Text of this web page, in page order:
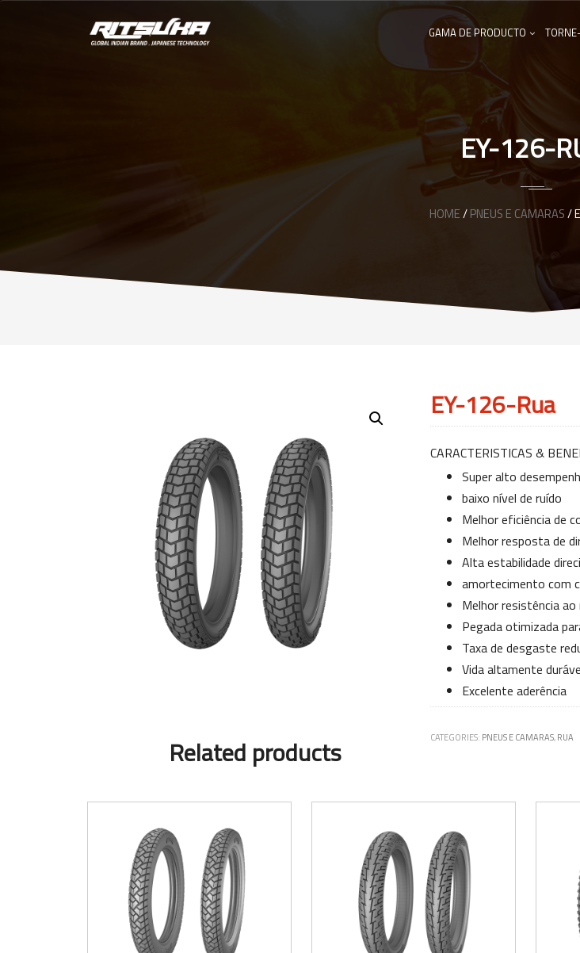
GAMA DE PRODUCTO
EY-126-
HOME/PNEUS E CAMARAS/
EY-126-Rua
CARACTERISTICAS &
Super alto
baixo nível de ruído
Melhor eficiência de
Melhor resposta de
Alta estabilidade
amortecimento com
Melhor resistência
Pegada otimizada
Taxa de desgaste
Vida altamente
Excelente aderência
CATEGORIES: PNEUS E CAMARAS,RUA
Related products